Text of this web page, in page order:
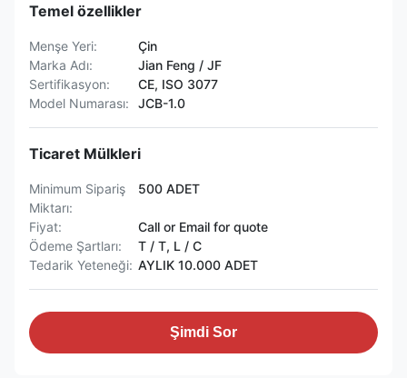
Temel özellikler
Menşe Yeri:
Çin
Marka Adı:
Jian Feng / JF
Sertifikasyon:
CE, ISO 3077
Model Numarası:
JCB-1.0
Ticaret Mülkleri
Minimum Sipariş
Miktarı:
500 ADET
Fiyat:
Call or Email for quote
Ödeme Şartları:
T / T, L / C
Tedarik Yeteneği: AYLIK 10.000 ADET
Şimdi Sor